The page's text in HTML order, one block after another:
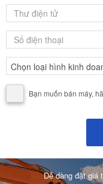
Bạn muốn bán máy,
Dễ dàng đặt giá